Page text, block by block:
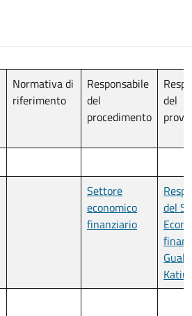
Normativa di
riferimento
Responsabile
del
procedimento
del
Settore
economico
finanziario
del